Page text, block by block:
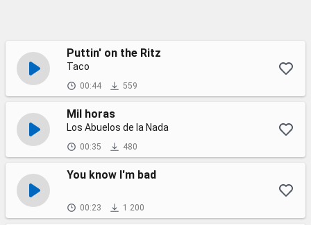
Puttin' on the Ritz
Taco
00:44 559
Mil horas
Los Abuelos de la Nada
00:35 480
You know I'm bad
00:23 1 200